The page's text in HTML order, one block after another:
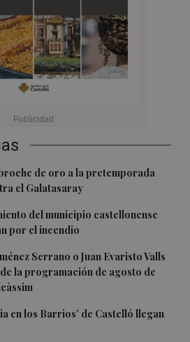
de oro a la pretemporada
el Galatasaray
del municipio castellonense
por el incendio
Serrano o Juan Evaristo Valls
la programación de agosto de
en los Barrios’ de Castelló llegan